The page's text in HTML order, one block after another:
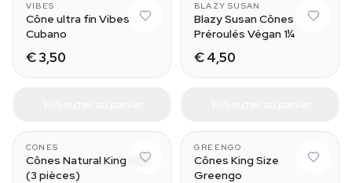
VIBES
Cône ultra fin Vibes
Cubano
€ 3,50
BLAZY SUSAN
Blazy Susan Cônes
Préroulés Végan 1¼
€ 4,50
CONES
Cônes Natural King Size
(3 pièces)
GREENGO
Cônes King Size
Greengo